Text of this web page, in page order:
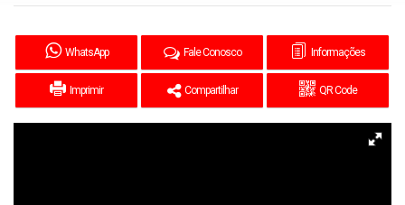
WhatsApp Fale Conosco Informações
Imprimir Compartilhar QR Code